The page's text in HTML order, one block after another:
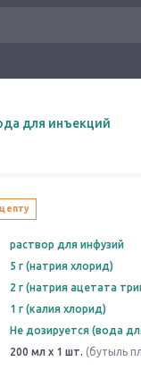
для инъекций
раствор для инфузий
5 г (натрия хлорид)
2 г (натрия ацетата
1 г (калия хлорид)
Не дозируется (вода
200 мл x 1 шт. (бутыль